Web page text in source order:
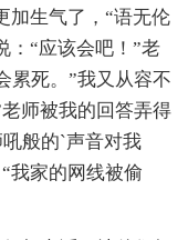
加生气了，“语无伦
：“应该会吧！”老
累死。”我又从容不
师被我的回答弄得
般的`声音对我
我家的网线被偷